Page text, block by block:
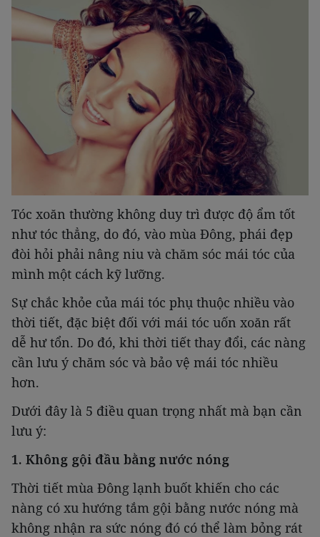
Tóc xoăn thường không duy trì được độ ẩm tốt
như tóc thẳng, do đó, vào mùa Đông, phái đẹp
đòi hỏi phải nâng niu và chăm sóc mái tóc của
mình một cách kỹ lưỡng.
Sự chắc khỏe của mái tóc phụ thuộc nhiều vào
thời tiết, đặc biệt đối với mái tóc uốn xoăn rất
dễ hư tổn. Do đó, khi thời tiết thay đổi, các nàng
cần lưu ý chăm sóc và bảo vệ mái tóc nhiều
hơn.
Dưới đây là 5 điều quan trọng nhất mà bạn cần
lưu ý:
1. Không gội đầu bằng nước nóng
Thời tiết mùa Đông lạnh buốt khiến cho các
nàng có xu hướng tắm gội bằng nước nóng mà
không nhận ra sức nóng đó có thể làm bỏng rát